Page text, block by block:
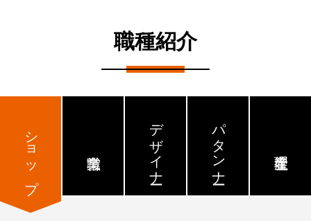
職種紹介
ショップ デザイナー パタンナー